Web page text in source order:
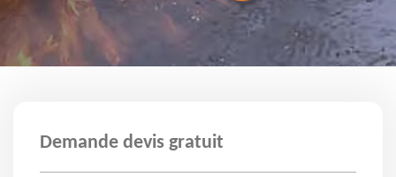
Demande devis gratuit